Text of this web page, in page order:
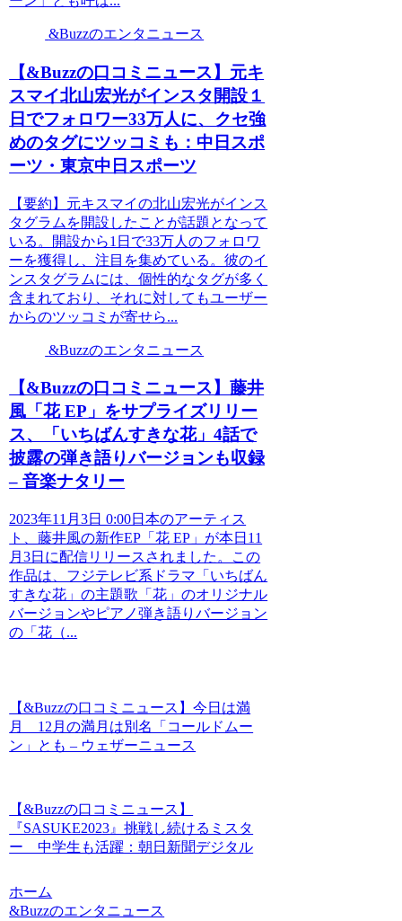
&Buzzのエンタニュース
【&Buzzの口コミニュース】元キ
スマイ北山宏光がインスタ開設１
日でフォロワー33万人に、クセ強
めのタグにツッコミも：中日スポ
ーツ・東京中日スポーツ
【要約】元キスマイの北山宏光がインス
タグラムを開設したことが話題となって
いる。開設から1日で33万人のフォロワ
ーを獲得し、注目を集めている。彼のイ
ンスタグラムには、個性的なタグが多く
含まれており、それに対してもユーザー
からのツッコミが寄せら...
&Buzzのエンタニュース
【&Buzzの口コミニュース】藤井
風「花 EP」をサプライズリリー
ス、「いちばんすきな花」4話で
披露の弾き語りバージョンも収録
– 音楽ナタリー
2023年11月3日 0:00日本のアーティス
ト、藤井風の新作EP「花 EP」が本日11
月3日に配信リリースされました。この
作品は、フジテレビ系ドラマ「いちばん
すきな花」の主題歌「花」のオリジナル
バージョンやピアノ弾き語りバージョン
の「花（...
【&Buzzの口コミニュース】今日は満
月 12月の満月は別名「コールドムー
ン」とも – ウェザーニュース
【&Buzzの口コミニュース】
『SASUKE2023』挑戦し続けるミスタ
ー 中学生も活躍：朝日新聞デジタル
ホーム
&Buzzのエンタニュース